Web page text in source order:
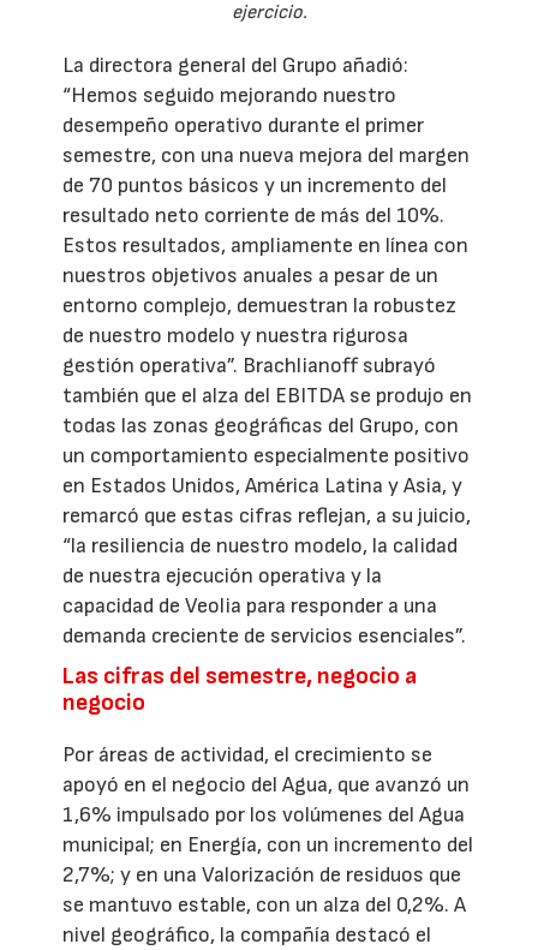
ejercicio.
La directora general del Grupo añadió:
“Hemos seguido mejorando nuestro
desempeño operativo durante el primer
semestre, con una nueva mejora del margen
de 70 puntos básicos y un incremento del
resultado neto corriente de más del 10%.
Estos resultados, ampliamente en línea con
nuestros objetivos anuales a pesar de un
entorno complejo, demuestran la robustez
de nuestro modelo y nuestra rigurosa
gestión operativa”. Brachlianoff subrayó
también que el alza del EBITDA se produjo en
todas las zonas geográficas del Grupo, con
un comportamiento especialmente positivo
en Estados Unidos, América Latina y Asia, y
remarcó que estas cifras reflejan, a su juicio,
“la resiliencia de nuestro modelo, la calidad
de nuestra ejecución operativa y la
capacidad de Veolia para responder a una
demanda creciente de servicios esenciales”.
Las cifras del semestre, negocio a
negocio
Por áreas de actividad, el crecimiento se
apoyó en el negocio del Agua, que avanzó un
1,6% impulsado por los volúmenes del Agua
municipal; en Energía, con un incremento del
2,7%; y en una Valorización de residuos que
se mantuvo estable, con un alza del 0,2%. A
nivel geográfico, la compañía destacó el